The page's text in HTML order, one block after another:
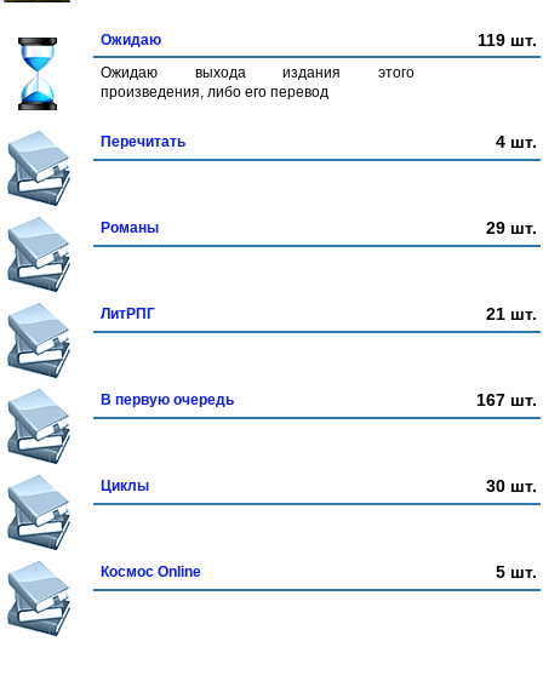
Ожидаю 119 шт.
Ожидаю выхода издания этого
произведения, либо его перевод
Перечитать 4 шт.
Романы 29 шт.
ЛитРПГ 21 шт.
В первую очередь 167 шт.
Циклы 30 шт.
Космос Online 5 шт.